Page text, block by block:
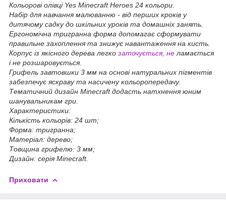
Кольорові олівці Yes Minecraft Heroes 24 кольори.
Набір для навчання малюванню - від перших кроків у
дитячому садку до шкільних уроків та домашніх занять.
Ергономічна тригранна форма допомагає сформувати
правильне захоплення та знижує навантаження на кисть.
Корпус із якісного дерева легко заточується, не ламається
і не розшаровується.
Грифель завтовшки 3 мм на основі натуральних пігментів
забезпечує яскраву та насичену кольоропередачу.
Тематичний дизайн Minecraft додасть натхнення юним
шанувальникам гри.
Характеристики:
Кількість кольорів: 24 шт;
Форма: тригранна;
Матеріал: дерево;
Товщина грифелю: 3 мм;
Дизайн: серія Minecraft.
Приховати